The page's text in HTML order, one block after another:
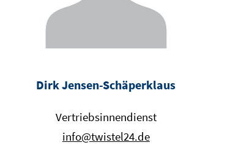
Dirk Jensen-Schäperklaus
Vertriebsinnendienst
info@twistel24.de